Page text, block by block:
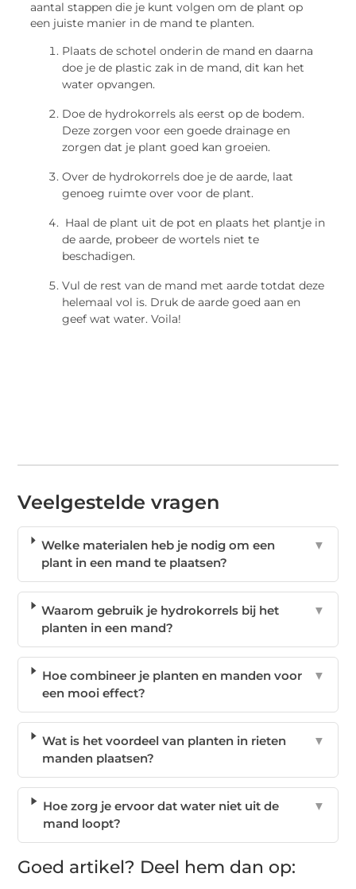
aantal stappen die je kunt volgen om de plant op
een juiste manier in de mand te planten.
Plaats de schotel onderin de mand en daarna
doe je de plastic zak in de mand, dit kan het
water opvangen.
Doe de hydrokorrels als eerst op de bodem.
Deze zorgen voor een goede drainage en
zorgen dat je plant goed kan groeien.
Over de hydrokorrels doe je de aarde, laat
genoeg ruimte over voor de plant.
Haal de plant uit de pot en plaats het plantje in
de aarde, probeer de wortels niet te
beschadigen.
Vul de rest van de mand met aarde totdat deze
helemaal vol is. Druk de aarde goed aan en
geef wat water. Voila!
Veelgestelde vragen
Welke materialen heb je nodig om een
plant in een mand te plaatsen?
▼
Waarom gebruik je hydrokorrels bij het
planten in een mand?
▼
Hoe combineer je planten en manden voor
een mooi effect?
▼
Wat is het voordeel van planten in rieten
manden plaatsen?
▼
Hoe zorg je ervoor dat water niet uit de
mand loopt?
▼
Goed artikel? Deel hem dan op: